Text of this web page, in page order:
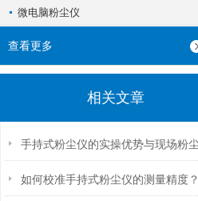
微电脑粉尘仪
查看更多
相关文章
如何校准手持式粉尘仪的测量精度？